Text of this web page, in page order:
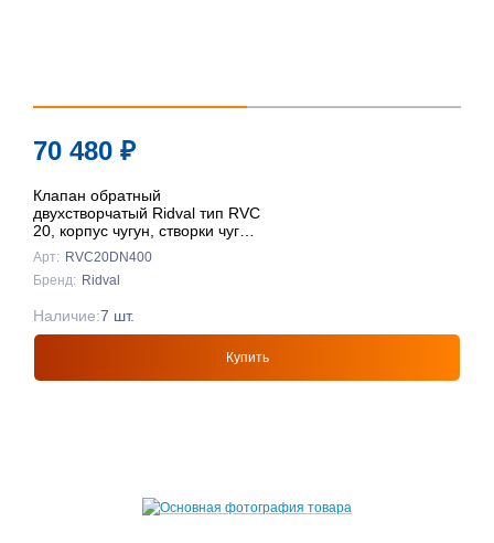
70 480 ₽
Клапан обратный
двухстворчатый Ridval тип RVC
20, корпус чугун, створки чуг
DN400 КРАСНЫЙ
Арт: RVC20DN400
Бренд: Ridval
Купить
Наличие:7 шт.